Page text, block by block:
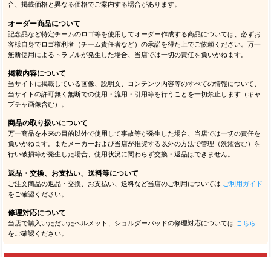
合、掲載価格と異なる価格でご案内する場合があります。
オーダー商品について
記念品など特定チームのロゴ等を使用してオーダー作成する商品については、必ずお
客様自身でロゴ権利者（チーム責任者など）の承諾を得た上でご依頼ください。万一
無断使用によるトラブルが発生した場合、当店では一切の責任を負いかねます。
掲載内容について
当サイトに掲載している画像、説明文、コンテンツ内容等のすべての情報について、
当サイトの許可無く無断での使用・流用・引用等を行うことを一切禁止します（キャ
プチャ画像含む）。
商品の取り扱いについて
万一商品を本来の目的以外で使用して事故等が発生した場合、当店では一切の責任を
負いかねます。またメーカーおよび当店が推奨する以外の方法で管理（洗濯含む）を
行い破損等が発生した場合、使用状況に関わらず交換・返品はできません。
返品・交換、お支払い、送料等について
ご注文商品の返品・交換、お支払い、送料など当店のご利用については ご利用ガイド
をご確認ください。
修理対応について
当店で購入いただいたヘルメット、ショルダーパッドの修理対応については こちら
をご確認ください。